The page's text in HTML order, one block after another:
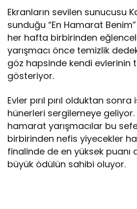
Ekranların sevilen sunucusu
sunduğu “En Hamarat
her hafta birbirinden
yarışmacı önce temizlik
göz hapsinde kendi evlerinin
gösteriyor.
Evler pırıl pırıl olduktan
hünerleri sergilemeye
hamarat yarışmacılar bu
birbirinden nefis yiyecekler
finalinde de en yüksek puanı
büyük ödülün sahibi oluyor.